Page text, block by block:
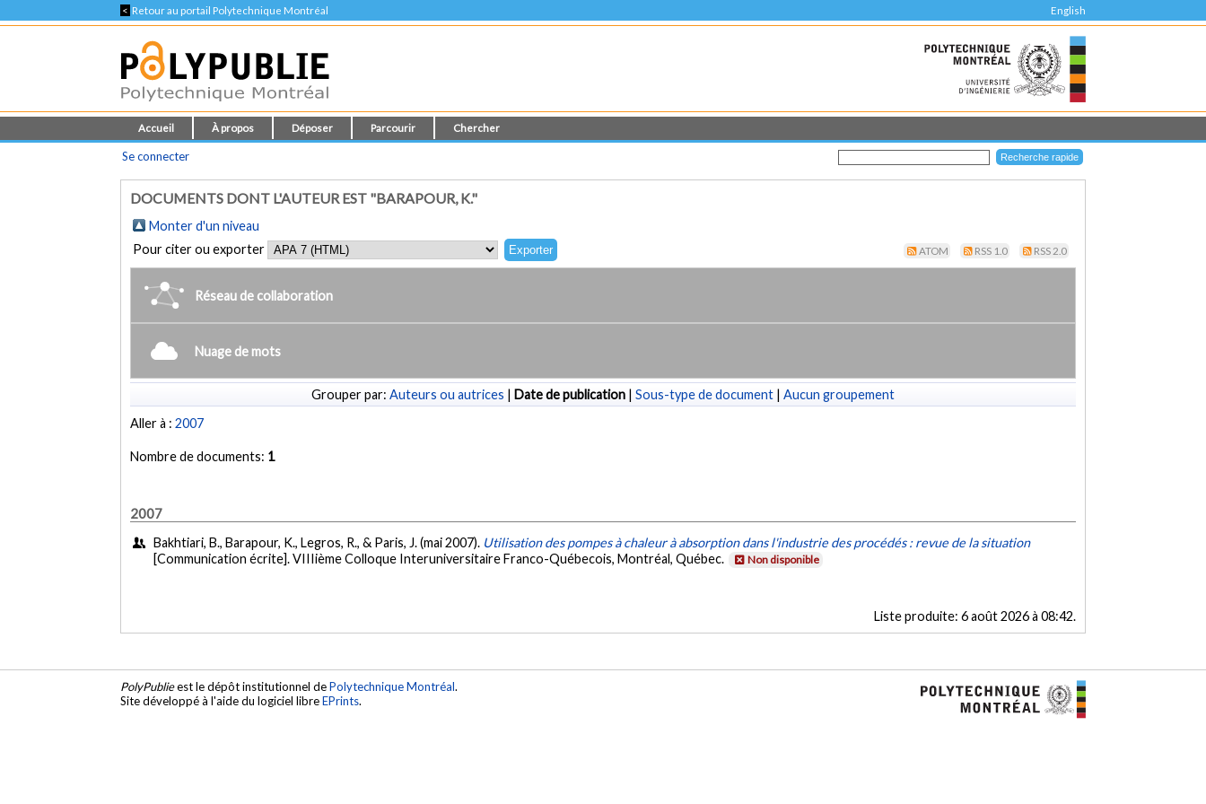
< Retour au portail Polytechnique Montréal English
Accueil À propos Déposer Parcourir Chercher
Se connecter
DOCUMENTS DONT L'AUTEUR EST "BARAPOUR, K."
Monter d'un niveau
Pour citer ou exporter
ATOM RSS 1.0 RSS 2.0
Réseau de collaboration
Nuage de mots
Grouper par: Auteurs ou autrices | Date de publication | Sous-type de document | Aucun groupement
Aller à :2007
Nombre de documents: 1
2007
Bakhtiari, B., Barapour, K., Legros, R., & Paris, J. (mai 2007). Utilisation des pompes à chaleur à absorption dans l'industrie des procédés : revue de la situation
[Communication écrite]. VIIIième Colloque Interuniversitaire Franco-Québecois, Montréal, Québec.
Non disponible
Liste produite: 6 août 2026 à 08:42.
PolyPublieest le dépôt institutionnel dePolytechnique Montréal.
Site développé à l'aide du logiciel libreEPrints.